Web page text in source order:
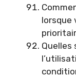
lorsque
Quelles